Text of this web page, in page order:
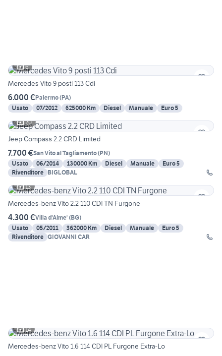
6
Mercedes Vito 9 posti 113 Cdi
6.000 €Palermo(PA)
Usato
07/2012 625000 Km Diesel Manuale
Euro 5
20
Jeep Compass 2.2 CRD Limited
7.700 €San Vito al Tagliamento(PN)
Usato
06/2014 130000 Km Diesel Manuale
Euro 5
Rivenditore BIGLOBAL
13
Mercedes-benz Vito 2.2 110 CDI TN Furgone
4.300 €Villa d'Alme' (BG)
Usato
05/2011 362000 Km Diesel Manuale
Euro 5
Rivenditore GIOVANNI CAR
14
Mercedes-benz Vito 1.6 114 CDI PL Furgone Extra-Lo